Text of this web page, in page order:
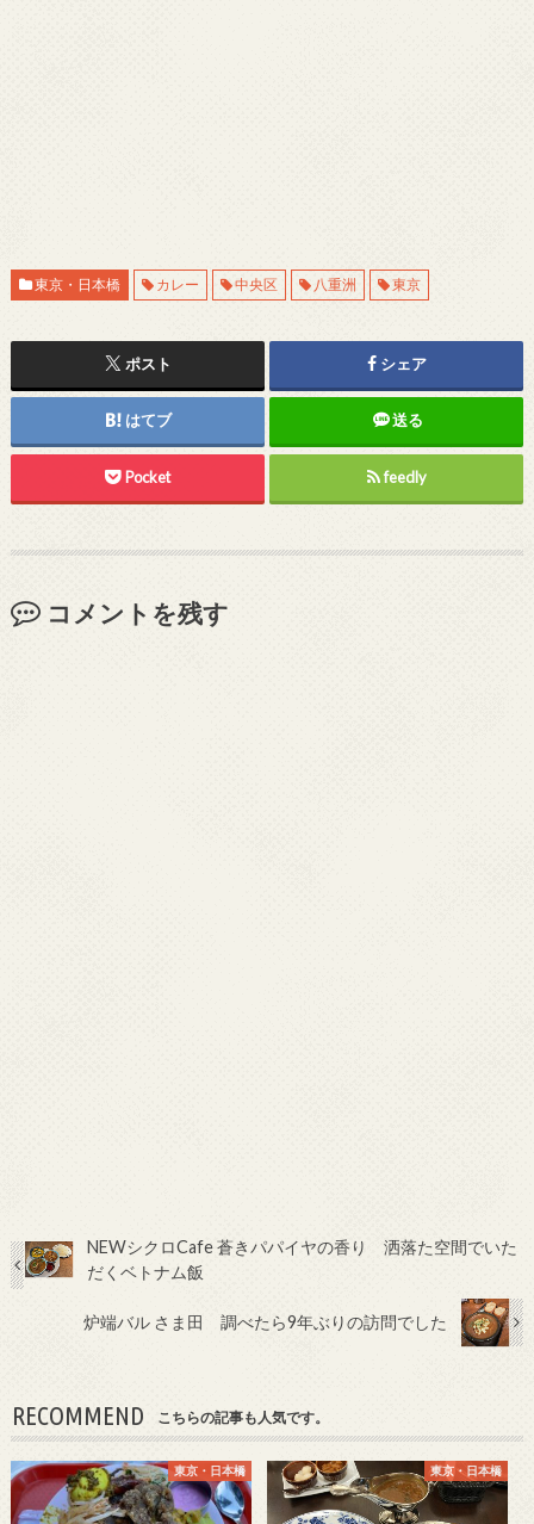
東京・日本橋 カレー 中央区 八重洲 東京
ポスト シェア
はてブ 送る
Pocket feedly
コメントを残す
NEWシクロCafe 蒼きパパイヤの香り 洒落た空間でいた
だくベトナム飯
炉端バル さま田 調べたら9年ぶりの訪問でした
RECOMMEND こちらの記事も人気です。
東京・日本橋 東京・日本橋